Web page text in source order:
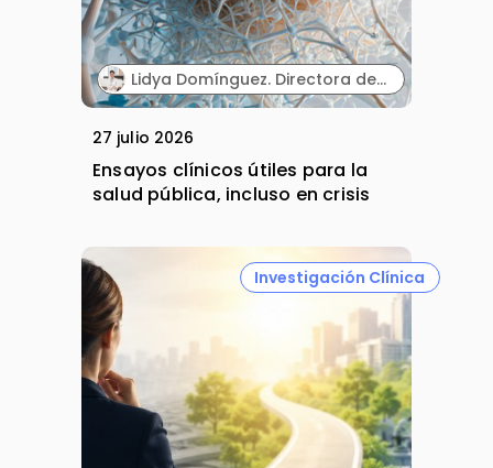
Lidya Domínguez. Directora de Investigación Clínica. Sermes CRO.
27 julio 2026
Ensayos clínicos útiles para la
salud pública, incluso en crisis
Investigación Clínica